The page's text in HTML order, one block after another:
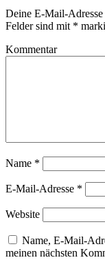
Deine E-Mail-
Felder sind mit *
Kommentar
Name *
E-Mail-Adresse *
Website
Name, E-Mail-
meinen nächsten